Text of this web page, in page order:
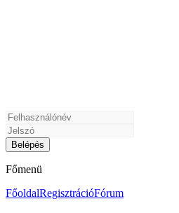
Főmenü
FőoldalRegisztrációFórum